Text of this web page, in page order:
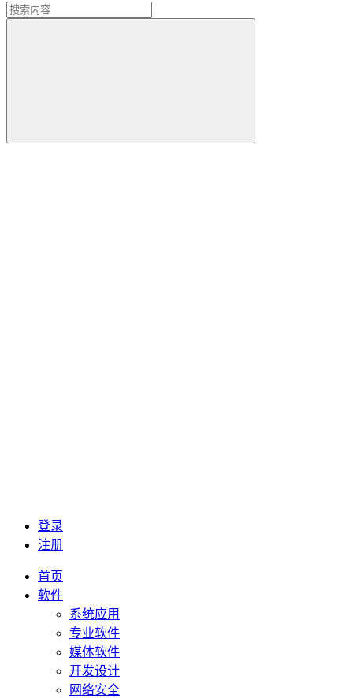
登录
注册
首页
软件
系统应用
专业软件
媒体软件
开发设计
网络安全